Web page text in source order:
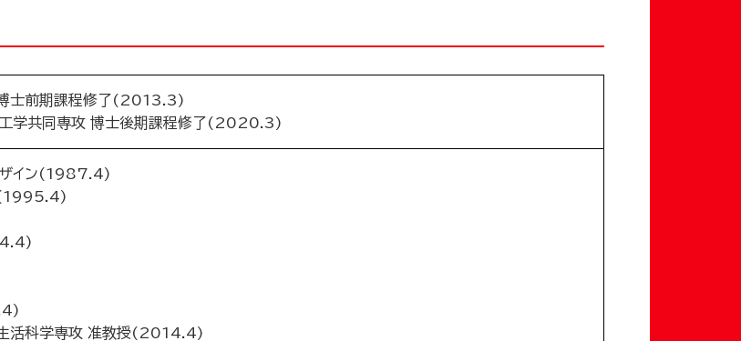
士前期課程修了(2013.3)
工学共同専攻 博士後期課程修了(2020.3)
ザイン(1987.4)
(1995.4)
活科学専攻 准教授(2014.4)